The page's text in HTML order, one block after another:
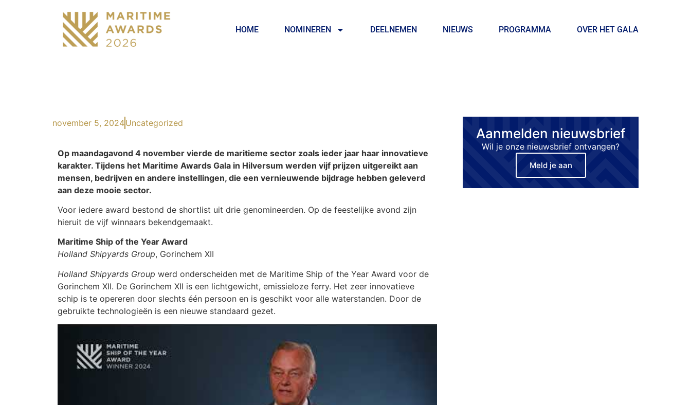
HOME NOMINEREN DEELNEMEN NIEUWS PROGRAMMA OVER HET GALA
november 5, 2024Uncategorized
Op maandagavond 4 november vierde de maritieme sector zoals ieder jaar haar innovatieve
karakter. Tijdens het Maritime Awards Gala in Hilversum werden vijf prijzen uitgereikt aan
mensen, bedrijven en andere instellingen, die een vernieuwende bijdrage hebben geleverd
aan deze mooie sector.
Voor iedere award bestond de shortlist uit drie genomineerden. Op de feestelijke avond zijn
hieruit de vijf winnaars bekendgemaakt.
Maritime Ship of the Year Award
Holland Shipyards Group, Gorinchem XII
Holland Shipyards Group werd onderscheiden met de Maritime Ship of the Year Award voor de
Gorinchem XII. De Gorinchem XII is een lichtgewicht, emissieloze ferry. Het zeer innovatieve
schip is te opereren door slechts één persoon en is geschikt voor alle waterstanden. Door de
gebruikte technologieën is een nieuwe standaard gezet.
Aanmelden nieuwsbrief
Wil je onze nieuwsbrief ontvangen?
Meld je aan